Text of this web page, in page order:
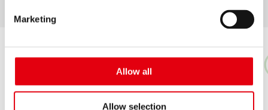
Marketing
Allow all
Allow selection